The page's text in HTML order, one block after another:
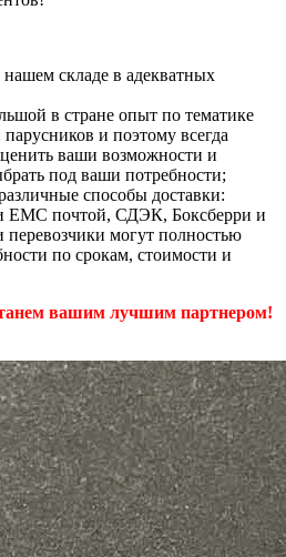
складе в адекватных
в стране опыт по тематике
и поэтому всегда
ваши возможности и
под ваши потребности;
способы доставки:
ЕМС почтой, СДЭК, Боксберри и
могут полностью
по срокам, стоимости и
вашим лучшим партнером!